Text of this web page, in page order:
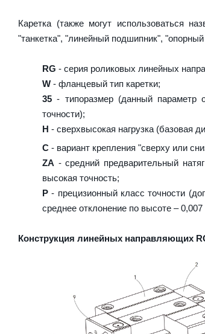
Каретка (также могут использоваться
"танкетка", "линейный подшипник",
RG - серия роликовых линейных
W - фланцевый тип каретки;
35 - типоразмер (данный параметр
точности);
H - сверхвысокая нагрузка (базовая
C - вариант крепления "сверху или
ZA - средний предварительный
высокая точность;
P - прецизионный класс точности
среднее отклонение по высоте –
Конструкция линейных направляющих